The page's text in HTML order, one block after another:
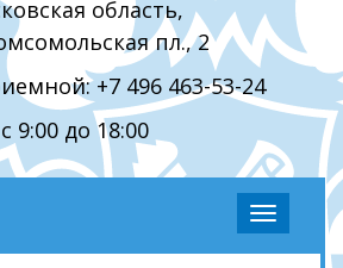
область,
пл., 2
+7 496 463-53-24
9:00 до 18:00